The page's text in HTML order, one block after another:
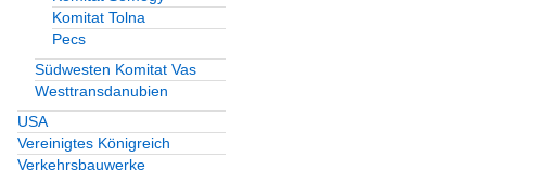
Komitat Tolna
Pecs
Südwesten Komitat Vas
Westtransdanubien
USA
Vereinigtes Königreich
Verkehrsbauwerke